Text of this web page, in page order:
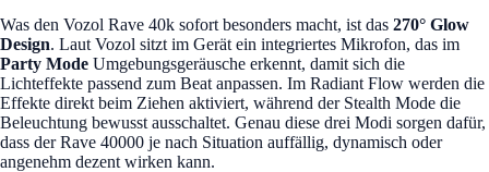
Was den Vozol Rave 40k sofort besonders macht, ist das 270° Glow
Design. Laut Vozol sitzt im Gerät ein integriertes Mikrofon, das im
Party Mode Umgebungsgeräusche erkennt, damit sich die
Lichteffekte passend zum Beat anpassen. Im Radiant Flow werden die
Effekte direkt beim Ziehen aktiviert, während der Stealth Mode die
Beleuchtung bewusst ausschaltet. Genau diese drei Modi sorgen dafür,
dass der Rave 40000 je nach Situation auffällig, dynamisch oder
angenehm dezent wirken kann.